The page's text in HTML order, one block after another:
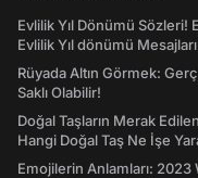
Evlilik Yıl Dönümü Sözleri!
Evlilik Yıl dönümü Mesajları
Rüyada Altın Görmek:
Saklı Olabilir!
Doğal Taşların Merak
Hangi Doğal Taş Ne İşe
Emojilerin Anlamları: